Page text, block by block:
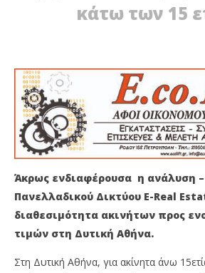
ΔΙΑΒΑΖΕΤΕ ΤΩΡΑ
ΔΙΑΘΕΣΙΜΟΤΗΤΑ ΕΝΟΙΚΙΑΣΗΣ
15 ΕΤΩΝ
8
Μαρτίου
2021
Maxitis
Petroupolis
κάτω των 15
Άκρως ενδιαφέρουσα η ανάλυση
Πανελλαδικού Δικτύου Ε-Real
διαθεσιμότητα ακινήτων προς
τιμών στη Δυτική Αθήνα.
Στη Δυτική Αθήνα, για ακίνητα άνω